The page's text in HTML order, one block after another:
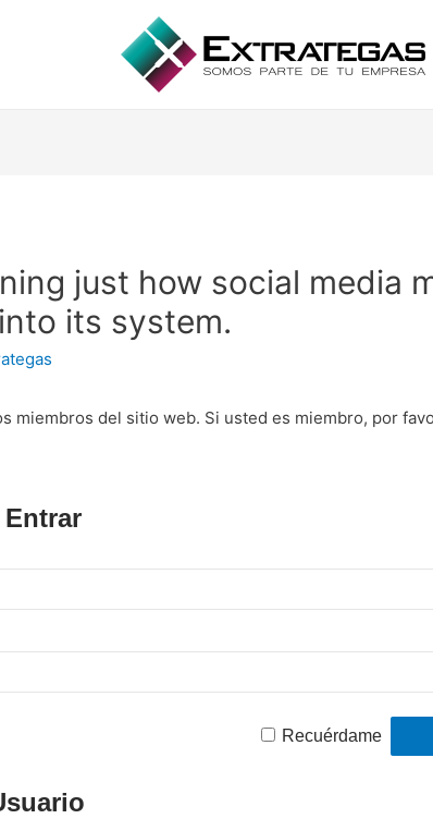
just how social media
its system.
miembros del sitio web. Si usted es miembro, por
Recuérdame